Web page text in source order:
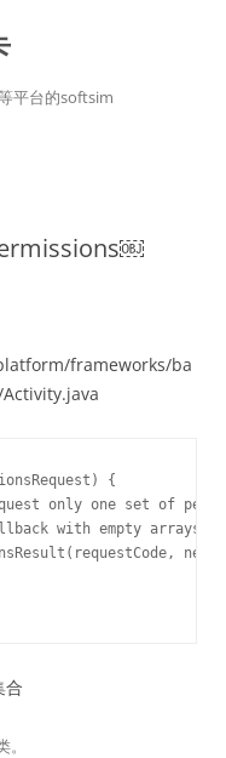
平台的softsim
frameworks/ba
{
only one set of
with empty arrays
new
合
。